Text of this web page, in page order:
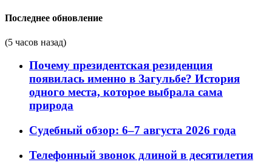
Последнее обновление
(5 часов назад)
Почему президентская резиденция
появилась именно в Загульбе? История
одного места, которое выбрала сама
природа
Судебный обзор: 6–7 августа 2026 года
Телефонный звонок длиной в десятилетия